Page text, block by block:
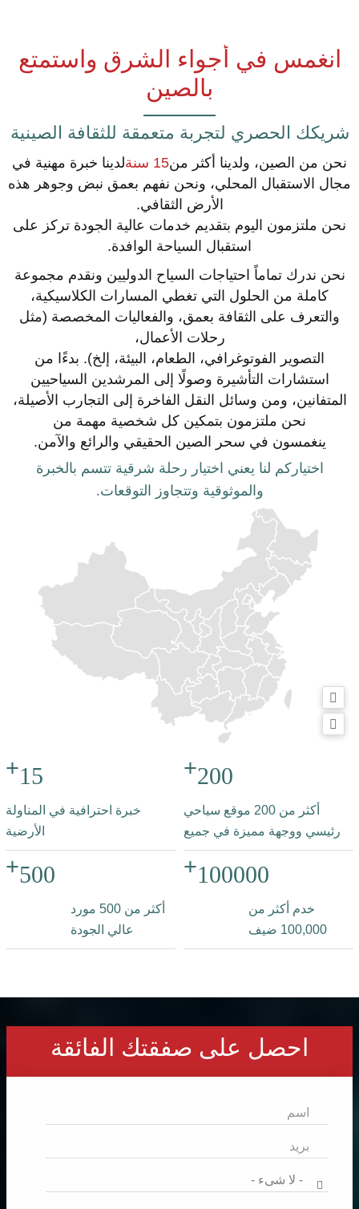
انغمس في أجواء الشرق واستمتع
بالصين
شريكك الحصري لتجربة متعمقة للثقافة الصينية
نحن من الصين، ولدينا أكثر من15 سنة
لدينا خبرة مهنية في
مجال الاستقبال المحلي، ونحن نفهم بعمق نبض وجوهر هذه
الأرض الثقافي.
نحن ملتزمون اليوم بتقديم خدمات عالية الجودة تركز على
استقبال السياحة الوافدة.
نحن ندرك تماماً احتياجات السياح الدوليين ونقدم مجموعة
كاملة من الحلول التي تغطي المسارات الكلاسيكية،
والتعرف على الثقافة بعمق، والفعاليات المخصصة (مثل
رحلات الأعمال،
التصوير الفوتوغرافي، الطعام، البيئة، إلخ). بدءًا من
استشارات التأشيرة وصولًا إلى المرشدين السياحيين
المتفانين، ومن وسائل النقل الفاخرة إلى التجارب الأصيلة،
نحن ملتزمون بتمكين كل شخصية مهمة من
ينغمسون في سحر الصين الحقيقي والرائع والآمن.
اختياركم لنا يعني اختيار رحلة شرقية تتسم بالخبرة
والموثوقية وتتجاوز التوقعات.
15
+
خبرة احترافية في المناولة
الأرضية
200
+
أكثر من 200 موقع سياحي
رئيسي ووجهة مميزة في جميع
أنحاء الصين
500
+
أكثر من 500 مورد
عالي الجودة
100000
+
خدم أكثر من
100,000 ضيف
حول العالم
احصل على صفقتك الفائقة